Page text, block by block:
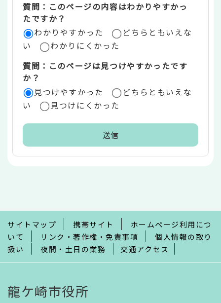
リ
ア
質問：このページの内容はわかりやすかっ
たですか？
わかりやすかった
どちらともいえな
い
わかりにくかった
質問：このページは見つけやすかったです
か？
見つけやすかった
どちらともいえな
い
見つけにくかった
で
サイトマップ 携帯サイト
ホームページ利用につ
いて
リンク・著作権・免責事項
個人情報の取り
扱い
夜間・土日の業務 交通アクセス
龍ケ崎市役所